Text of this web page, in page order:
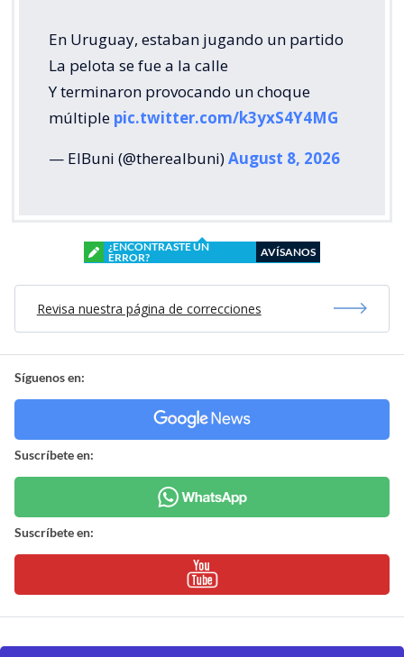
En Uruguay, estaban jugando un partido
La pelota se fue a la calle
Y terminaron provocando un choque
múltiple pic.twitter.com/k3yxS4Y4MG
— ElBuni (@therealbuni)August 8, 2026
¿ENCONTRASTE UN
ERROR?
AVÍSANOS
Revisa nuestra página de correcciones
Síguenos en:
Suscríbete en:
Suscríbete en: